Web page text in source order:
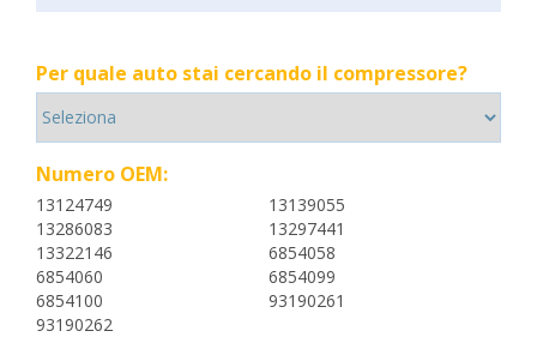
Per quale auto stai cercando il compressore?
Numero OEM:
13124749
13139055
13286083
13297441
13322146
6854058
6854060
6854099
6854100
93190261
93190262